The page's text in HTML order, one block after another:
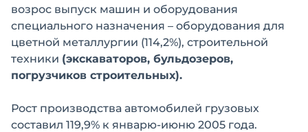
возрос выпуск машин и оборудования
специального назначения – оборудования для
цветной металлургии (114,2%), строительной
техники (экскаваторов, бульдозеров,
погрузчиков строительных).
Рост производства автомобилей грузовых
составил 119,9% к январю-июню 2005 года.